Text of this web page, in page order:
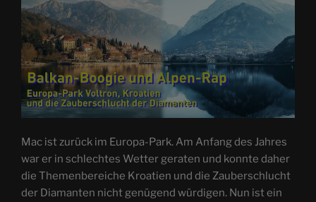
Mac ist zurück im Europa-Park. Am Anfang des Jahres
war er in schlechtes Wetter geraten und konnte daher
die Themenbereiche Kroatien und die Zauberschlucht
der Diamanten nicht genügend würdigen. Nun ist ein